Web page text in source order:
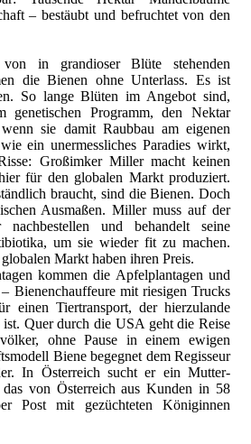
– bestäubt und befruchtet von den
in grandioser Blüte stehenden
die Bienen ohne Unterlass. Es ist
So lange Blüten im Angebot sind,
Programm, den Nektar
sie damit Raubbau am eigenen
ein unermessliches Paradies wirkt,
Großimker Miller macht keinen
für den globalen Markt produziert.
braucht, sind die Bienen. Doch
Ausmaßen. Miller muss auf der
und behandelt seine
um sie wieder fit zu machen.
Markt haben ihren Preis.
kommen die Apfelplantagen und
Bienenchauffeure mit riesigen Trucks
einen Tiertransport, der hierzulande
Quer durch die USA geht die Reise
ohne Pause in einem ewigen
Biene begegnet dem Regisseur
In Österreich sucht er ein Mutter-
das von Österreich aus Kunden in 58
Post mit gezüchteten Königinnen